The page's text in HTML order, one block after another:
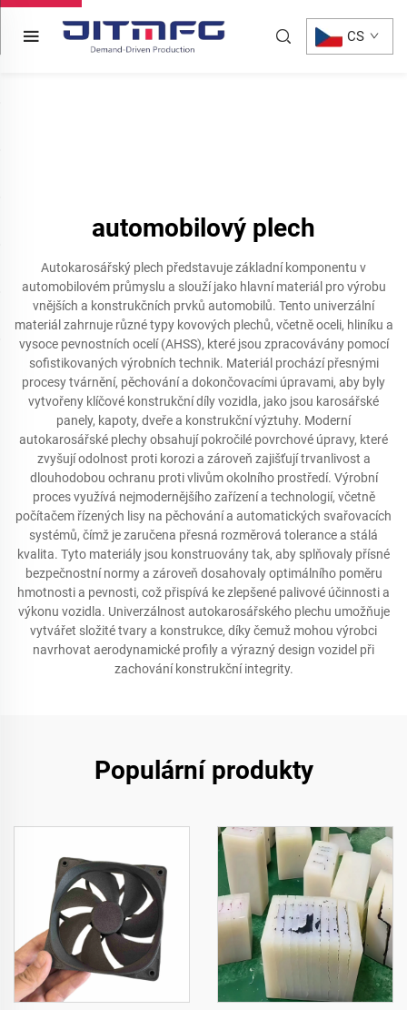
CS
automobilový plech
Autokarosářský plech představuje základní komponentu v
automobilovém průmyslu a slouží jako hlavní materiál pro výrobu
vnějších a konstrukčních prvků automobilů. Tento univerzální
materiál zahrnuje různé typy kovových plechů, včetně oceli, hliníku a
vysoce pevnostních ocelí (AHSS), které jsou zpracovávány pomocí
sofistikovaných výrobních technik. Materiál prochází přesnými
procesy tvárnění, pěchování a dokončovacími úpravami, aby byly
vytvořeny klíčové konstrukční díly vozidla, jako jsou karosářské
panely, kapoty, dveře a konstrukční výztuhy. Moderní
autokarosářské plechy obsahují pokročilé povrchové úpravy, které
zvyšují odolnost proti korozi a zároveň zajišťují trvanlivost a
dlouhodobou ochranu proti vlivům okolního prostředí. Výrobní
proces využívá nejmodernějšího zařízení a technologií, včetně
počítačem řízených lisy na pěchování a automatických svařovacích
systémů, čímž je zaručena přesná rozměrová tolerance a stálá
kvalita. Tyto materiály jsou konstruovány tak, aby splňovaly přísné
bezpečnostní normy a zároveň dosahovaly optimálního poměru
hmotnosti a pevnosti, což přispívá ke zlepšené palivové účinnosti a
výkonu vozidla. Univerzálnost autokarosářského plechu umožňuje
vytvářet složité tvary a konstrukce, díky čemuž mohou výrobci
navrhovat aerodynamické profily a výrazný design vozidel při
zachování konstrukční integrity.
Populární produkty